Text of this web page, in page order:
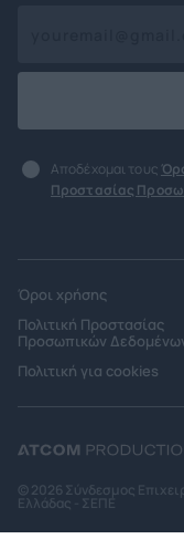
Αποδέχομαι τους
Προστασίας
Όροι χρήσης
Πολιτική Προστασίας
Προσωπικών
Πολιτική για cookies
© 2026 Σύνδεσμος
Ελλάδας - ΣΕΠΕ